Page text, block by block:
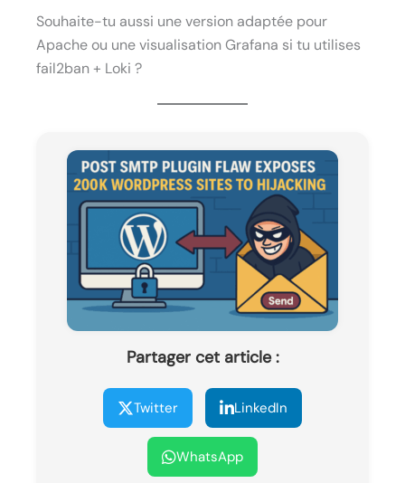
Souhaite-tu aussi une version adaptée pour
Apache ou une visualisation Grafana si tu utilises
fail2ban + Loki ?
Partager cet article :
Twitter LinkedIn
WhatsApp